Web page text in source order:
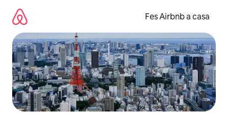
Fes Airbnb a casa